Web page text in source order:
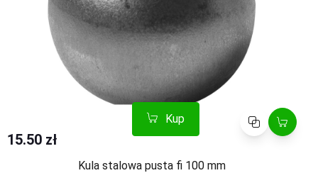
Kup Porównaj
15.50 zł
Kula stalowa pusta fi 100 mm